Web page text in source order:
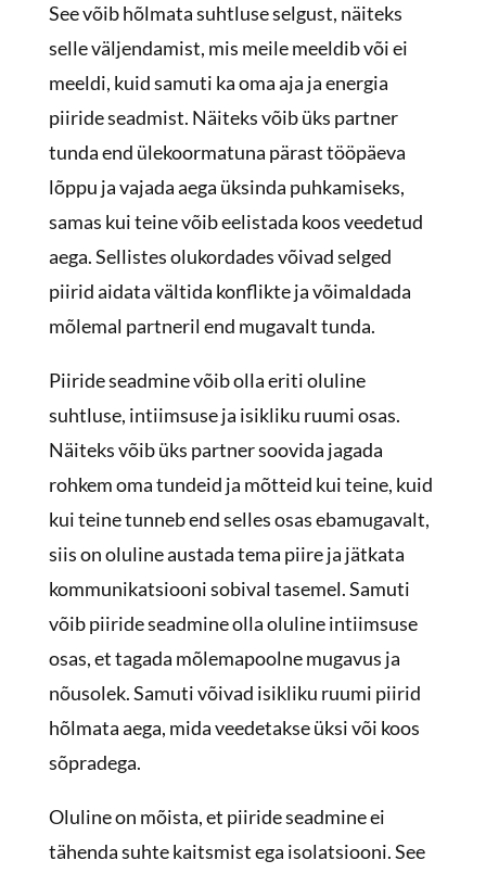
See võib hõlmata suhtluse selgust, näiteks
selle väljendamist, mis meile meeldib või ei
meeldi, kuid samuti ka oma aja ja energia
piiride seadmist. Näiteks võib üks partner
tunda end ülekoormatuna pärast tööpäeva
lõppu ja vajada aega üksinda puhkamiseks,
samas kui teine võib eelistada koos veedetud
aega. Sellistes olukordades võivad selged
piirid aidata vältida konflikte ja võimaldada
mõlemal partneril end mugavalt tunda.
Piiride seadmine võib olla eriti oluline
suhtluse, intiimsuse ja isikliku ruumi osas.
Näiteks võib üks partner soovida jagada
rohkem oma tundeid ja mõtteid kui teine, kuid
kui teine tunneb end selles osas ebamugavalt,
siis on oluline austada tema piire ja jätkata
kommunikatsiooni sobival tasemel. Samuti
võib piiride seadmine olla oluline intiimsuse
osas, et tagada mõlemapoolne mugavus ja
nõusolek. Samuti võivad isikliku ruumi piirid
hõlmata aega, mida veedetakse üksi või koos
sõpradega.
Oluline on mõista, et piiride seadmine ei
tähenda suhte kaitsmist ega isolatsiooni. See